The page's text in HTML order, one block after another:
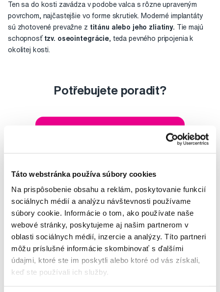
Táto webstránka používa súbory cookies
Na prispôsobenie obsahu a reklám, poskytovanie funkcií
sociálnych médií a analýzu návštevnosti používame
súbory cookie. Informácie o tom, ako používate naše
webové stránky, poskytujeme aj našim partnerom v
oblasti sociálnych médií, inzercie a analýzy. Títo partneri
môžu príslušné informácie skombinovať s ďalšími
údajmi, ktoré ste im poskytli alebo ktoré od vás získali,
keď ste používali ich služby.
Ten sa do kosti zavádza v podobe valca s rôzne upraveným
povrchom, najčastejšie vo forme skrutiek. Moderné implantáty
sú zhotovené prevažne z titánu alebo jeho zliatiny. Tie majú
schopnosť tzv. oseointegrácie, teda pevného pripojenia k
okolitej kosti.
Potřebujete poradit?
MUDr. Alena Krugová
odborná konzultácia dentálnej
starostlivosti
Lucie Vokůrková
odborná konzultácia dentálnej
starostlivosti